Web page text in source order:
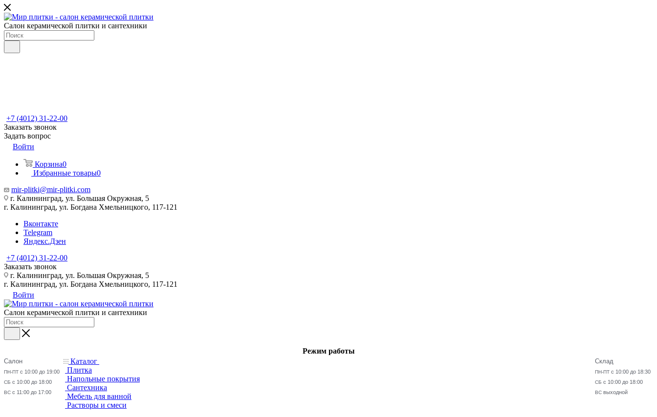
Салон керамической плитки и сантехники
+7 (4012) 31-22-00
Заказать звонок
Задать вопрос
Войти
Корзина0
Избранные товары0
mir-plitki@mir-plitki.com
г. Калининград, ул. Большая Окружная, 5
г. Калининград, ул. Богдана Хмельницкого, 117-121
Вконтакте
Telegram
Яндекс.Дзен
+7 (4012) 31-22-00
Заказать звонок
г. Калининград, ул. Большая Окружная, 5
г. Калининград, ул. Богдана Хмельницкого, 117-121
Войти
Салон керамической плитки и сантехники
Режим работы
Салон
ПН-ПТ с 10:00 до 19:00
СБ с 10:00 до 18:00
ВС с 11:00 до 17:00
Склад
ПН-ПТ с 10:00 до 18:30
СБ с 10:00 до 18:00
ВС выходной
Каталог
Плитка
Напольные покрытия
Сантехника
Мебель для ванной
Растворы и смеси